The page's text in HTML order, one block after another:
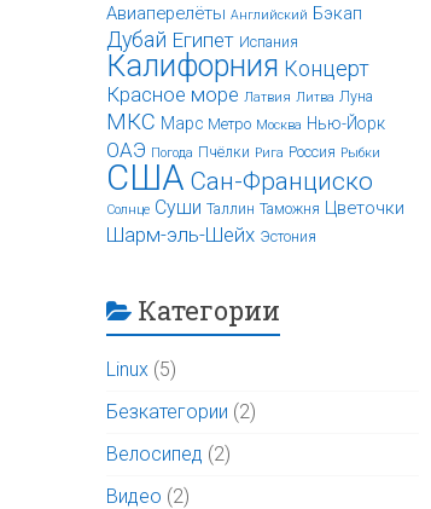
Авиаперелёты Английский Бэкап
Дубай Египет Испания
Калифорния Концерт
Красное море Латвия Литва Луна
МКС Марс Метро Москва Нью-Йорк
ОАЭ Погода Пчёлки Рига Россия Рыбки
США Сан-Франциско
Солнце Суши Таллин Таможня Цветочки
Шарм-эль-Шейх Эстония
Категории
Linux (5)
Безкатегории (2)
Велосипед (2)
Видео (2)